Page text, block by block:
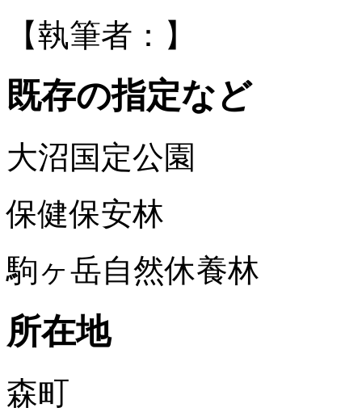
【執筆者：】
既存の指定など
大沼国定公園
保健保安林
駒ヶ岳自然休養林
所在地
森町